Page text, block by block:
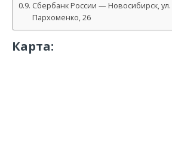
Сбербанк России — Новосибирск, ул.
Пархоменко, 26
Карта: